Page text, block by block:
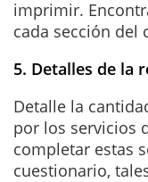
imprimir.
cada sección del
5. Detalles de la
Detalle la
por los servicios
completar estas
cuestionario,